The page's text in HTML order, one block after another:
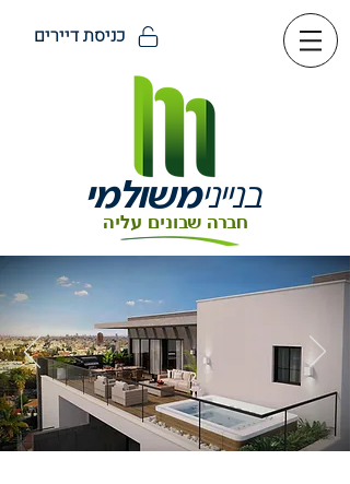
כניסת דיירים
בניינימשולמי
חברה שבונים עליה